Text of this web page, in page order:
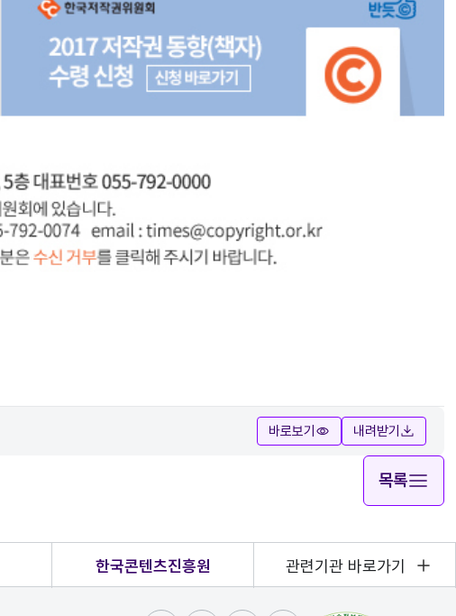
바로보기 내려받기
목록
한국콘텐츠진흥원 관련기관 바로가기